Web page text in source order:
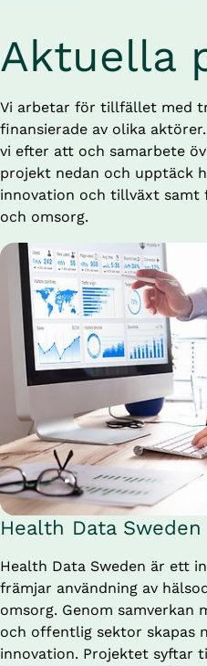
Aktuella
Vi arbetar för tillfället med
finansierade av olika
vi efter att och samarbete
projekt nedan och upptäck
innovation och tillväxt samt
och omsorg.
Health Data Sweden
Health Data Sweden är ett
främjar användning av
omsorg. Genom samverkan
och offentlig sektor skapas
innovation. Projektet syftar